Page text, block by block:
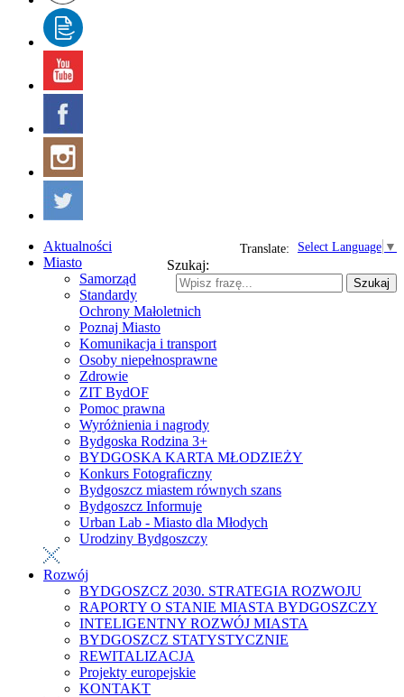
Select Language ▼
Translate:
Szukaj:
Szukaj
Aktualności
Miasto
Samorząd
Standardy
Ochrony Małoletnich
Poznaj Miasto
Komunikacja i transport
Osoby niepełnosprawne
Zdrowie
ZIT BydOF
Pomoc prawna
Wyróżnienia i nagrody
Bydgoska Rodzina 3+
BYDGOSKA KARTA MŁODZIEŻY
Konkurs Fotograficzny
Bydgoszcz miastem równych szans
Bydgoszcz Informuje
Urban Lab - Miasto dla Młodych
Urodziny Bydgoszczy
Rozwój
BYDGOSZCZ 2030. STRATEGIA ROZWOJU
RAPORTY O STANIE MIASTA BYDGOSZCZY
INTELIGENTNY ROZWÓJ MIASTA
BYDGOSZCZ STATYSTYCZNIE
REWITALIZACJA
Projekty europejskie
KONTAKT